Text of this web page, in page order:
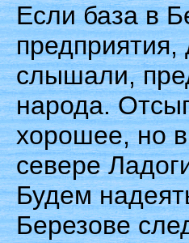
Если база в
слышали,
народа.
хорошее, но
севере
Будем
Березове